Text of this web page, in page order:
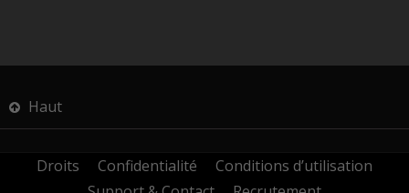
Haut
Droits Confidentialité
Conditions d’utilisation